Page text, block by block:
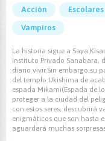
Acción Escolares
Vampiros
La historia sigue a Saya
Instituto Privado Sanabara,
diario vivir.Sin embargo,su
del templo Ukishima de
espada Mikami(Espada de
proteger a la ciudad del
con estos seres, descubrirá
enigmáticos que son hasta
aguardará muchas